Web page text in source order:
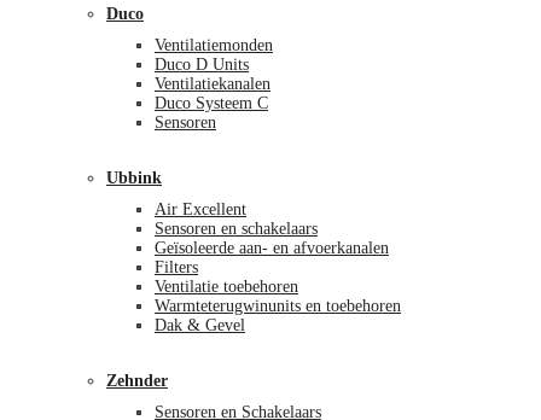
Duco
Ventilatiemonden
Duco D Units
Ventilatiekanalen
Duco Systeem C
Sensoren
Ubbink
Air Excellent
Sensoren en schakelaars
Geïsoleerde aan- en afvoerkanalen
Filters
Ventilatie toebehoren
Warmteterugwinunits en toebehoren
Dak & Gevel
Zehnder
Sensoren en Schakelaars